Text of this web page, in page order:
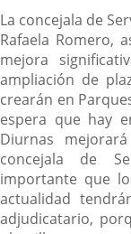
La concejala de
Rafaela Romero,
mejora
ampliación de
crearán en
espera que hay
Diurnas
concejala de
importante que
actualidad
adjudicatario,